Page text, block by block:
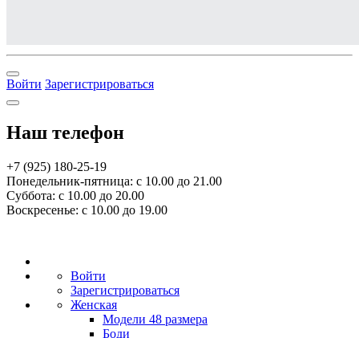
Войти Зарегистрироваться
Наш телефон
+7 (925) 180-25-19
Понедельник-пятница: с 10.00 до 21.00
Суббота: с 10.00 до 20.00
Воскресенье: с 10.00 до 19.00
Войти
Зарегистрироваться
Женская
Модели 48 размера
Боди